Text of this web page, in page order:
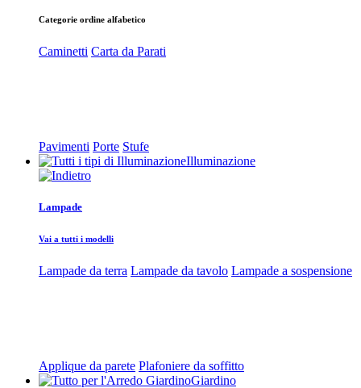
Categorie ordine alfabetico
Caminetti Carta da Parati
Pavimenti Porte Stufe
Illuminazione
Lampade
Vai a tutti i modelli
Lampade da terra Lampade da tavolo Lampade a sospensione
Applique da parete Plafoniere da soffitto
Giardino